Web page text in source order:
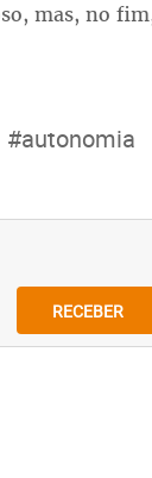
mas, no
#autonomia
RECEBER